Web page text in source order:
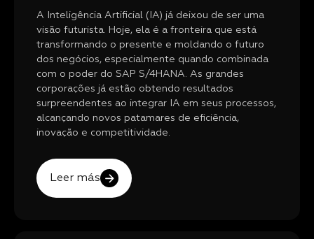
A Inteligência Artificial (IA) já deixou de ser uma
visão futurista. Hoje, ela é a fronteira que está
transformando o presente e moldando o futuro
dos negócios, especialmente quando combinada
com o poder do SAP S/4HANA. As grandes
corporações já estão obtendo resultados
surpreendentes ao integrar IA em seus processos,
alcançando novos patamares de eficiência,
inovação e competitividade.
Leer más